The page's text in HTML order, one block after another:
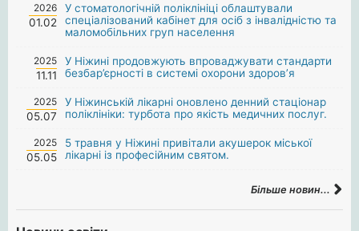
2026
01.02
У стоматологічній поліклініці облаштували
спеціалізований кабінет для осіб з інвалідністю та
маломобільних груп населення
2025
11.11
У Ніжині продовжують впроваджувати стандарти
безбар’єрності в системі охорони здоров’я
2025
05.07
У Ніжинській лікарні оновлено денний стаціонар
поліклініки: турбота про якість медичних послуг.
2025
05.05
5 травня у Ніжині привітали акушерок міської
лікарні із професійним святом.
Більше новин...